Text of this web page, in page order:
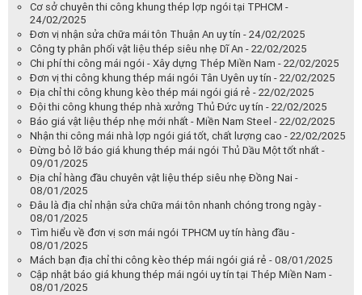
Cơ sở chuyên thi công khung thép lợp ngói tại TPHCM -
24/02/2025
Đơn vị nhận sửa chữa mái tôn Thuận An uy tín - 24/02/2025
Công ty phân phối vật liệu thép siêu nhẹ Dĩ An - 22/02/2025
Chi phí thi công mái ngói - Xây dựng Thép Miền Nam - 22/02/2025
Đơn vị thi công khung thép mái ngói Tân Uyên uy tín - 22/02/2025
Địa chỉ thi công khung kèo thép mái ngói giá rẻ - 22/02/2025
Đội thi công khung thép nhà xưởng Thủ Đức uy tín - 22/02/2025
Báo giá vật liệu thép nhẹ mới nhất - Miền Nam Steel - 22/02/2025
Nhận thi công mái nhà lợp ngói giá tốt, chất lượng cao - 22/02/2025
Đừng bỏ lỡ báo giá khung thép mái ngói Thủ Dầu Một tốt nhất -
09/01/2025
Địa chỉ hàng đầu chuyên vật liệu thép siêu nhẹ Đồng Nai -
08/01/2025
Đâu là địa chỉ nhận sửa chữa mái tôn nhanh chóng trong ngày -
08/01/2025
Tìm hiểu về đơn vị sơn mái ngói TPHCM uy tín hàng đầu -
08/01/2025
Mách bạn địa chỉ thi công kèo thép mái ngói giá rẻ - 08/01/2025
Cập nhật báo giá khung thép mái ngói uy tín tại Thép Miền Nam -
08/01/2025